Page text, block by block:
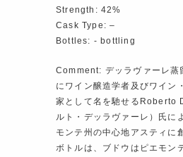
Strength: 42%
Cask Type: –
Bottles: ‐ bottling
Comment: デッラヴァーレ蒸
にワイン醸造学者及びワイン
家として名を馳せるRoberto
ルト・デッラヴァーレ）氏に
モンテ州の中心地アスティに
ボトルは、ブドウはピエモン